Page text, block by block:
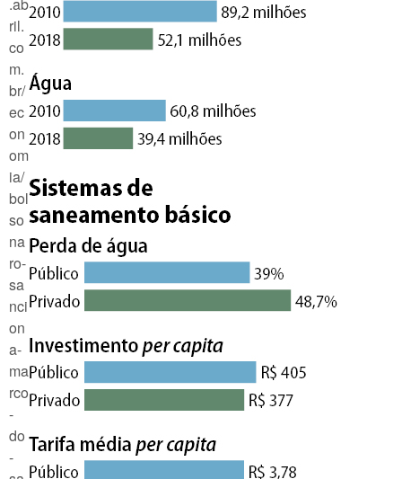
.ab
ril.
co
m.
br/
ec
on
om
ia/
bol
so
na
ro-
sa
nci
on
a-
ma
rco
-
do
-